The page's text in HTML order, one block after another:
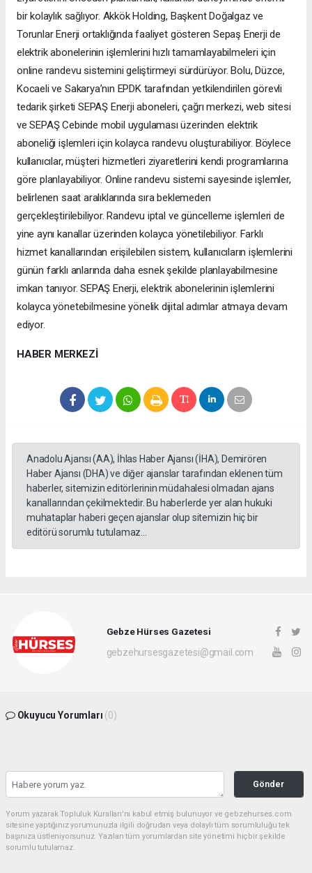
bir kolaylık sağlıyor. Akkök Holding, Başkent Doğalgaz ve
Torunlar Enerji ortaklığında faaliyet gösteren Sepaş Enerji de
elektrik abonelerinin işlemlerini hızlı tamamlayabilmeleri için
online randevu sistemini geliştirmeyi sürdürüyor. Bolu, Düzce,
Kocaeli ve Sakarya’nın EPDK tarafından yetkilendirilen görevli
tedarik şirketi SEPAŞ Enerji aboneleri, çağrı merkezi, web sitesi
ve SEPAŞ Cebinde mobil uygulaması üzerinden elektrik
aboneliği işlemleri için kolayca randevu oluşturabiliyor. Böylece
kullanıcılar, müşteri hizmetleri ziyaretlerini kendi programlarına
göre planlayabiliyor. Online randevu sistemi sayesinde işlemler,
belirlenen saat aralıklarında sıra beklemeden
gerçekleştirilebiliyor. Randevu iptal ve güncelleme işlemleri de
yine aynı kanallar üzerinden kolayca yönetilebiliyor. Farklı
hizmet kanallarından erişilebilen sistem, kullanıcıların işlemlerini
günün farklı anlarında daha esnek şekilde planlayabilmesine
imkan tanıyor. SEPAŞ Enerji, elektrik abonelerinin işlemlerini
kolayca yönetebilmesine yönelik dijital adımlar atmaya devam
ediyor.
HABER MERKEZİ
Anadolu Ajansı (AA), İhlas Haber Ajansı (İHA), Demirören
Haber Ajansı (DHA) ve diğer ajanslar tarafından eklenen tüm
haberler, sitemizin editörlerinin müdahalesi olmadan ajans
kanallarından çekilmektedir. Bu haberlerde yer alan hukuki
muhataplar haberi geçen ajanslar olup sitemizin hiç bir
editörü sorumlu tutulamaz...
Gebze Hürses Gazetesi
gebzehursesgazetesi@gmail.com
Okuyucu Yorumları (0)
Gönder
Yorum yazarak Topluluk Kuralları’nı kabul etmiş bulunuyor ve gebzehurses.com
sitesine yaptığınız yorumunuzla ilgili doğrudan veya dolaylı tüm sorumluluğu tek
başınıza üstleniyorsunuz. Yazılan tüm yorumlardan site yönetimi hiçbir şekilde
sorumlu tutulamaz.